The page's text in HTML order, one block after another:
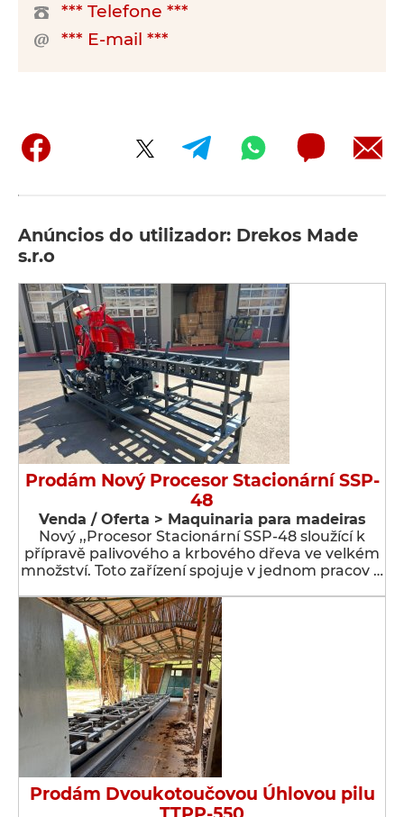
*** Telefone ***
*** E-mail ***
Anúncios do utilizador: Drekos Made
s.r.o
Prodám Nový Procesor Stacionární SSP-
48
Venda / Oferta > Maquinaria para madeiras
Nový ,,Procesor Stacionární SSP-48 sloužící k
přípravě palivového a krbového dřeva ve velkém
množství. Toto zařízení spojuje v jednom pracov …
Prodám Dvoukotoučovou Úhlovou pilu